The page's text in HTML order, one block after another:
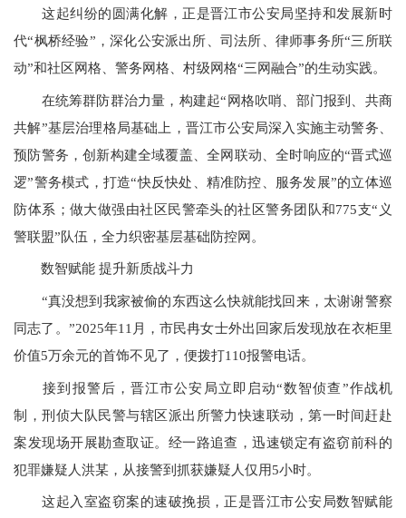
这起纠纷的圆满化解，正是晋江市公安局坚持和发展新时
代“枫桥经验”，深化公安派出所、司法所、律师事务所“三所联
动”和社区网格、警务网格、村级网格“三网融合”的生动实践。
在统筹群防群治力量，构建起“网格吹哨、部门报到、共商
共解”基层治理格局基础上，晋江市公安局深入实施主动警务、
预防警务，创新构建全域覆盖、全网联动、全时响应的“晋式巡
逻”警务模式，打造“快反快处、精准防控、服务发展”的立体巡
防体系；做大做强由社区民警牵头的社区警务团队和775支“义
警联盟”队伍，全力织密基层基础防控网。
数智赋能 提升新质战斗力
“真没想到我家被偷的东西这么快就能找回来，太谢谢警察
同志了。”2025年11月，市民冉女士外出回家后发现放在衣柜里
价值5万余元的首饰不见了，便拨打110报警电话。
接到报警后，晋江市公安局立即启动“数智侦查”作战机
制，刑侦大队民警与辖区派出所警力快速联动，第一时间赶赴
案发现场开展勘查取证。经一路追查，迅速锁定有盗窃前科的
犯罪嫌疑人洪某，从接警到抓获嫌疑人仅用5小时。
这起入室盗窃案的速破挽损，正是晋江市公安局数智赋能